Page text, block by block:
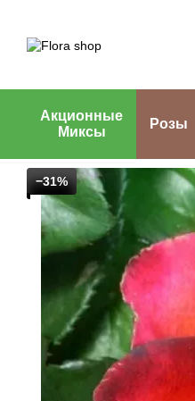
Акционные
Миксы
Розы
−31%